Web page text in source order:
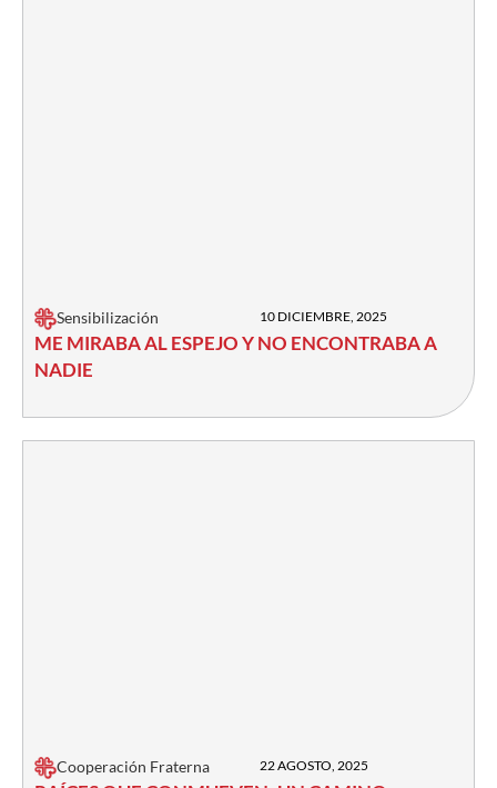
Sensibilización 10 DICIEMBRE, 2025
ME MIRABA AL ESPEJO Y NO ENCONTRABA A
NADIE
Cooperación Fraterna 22 AGOSTO, 2025